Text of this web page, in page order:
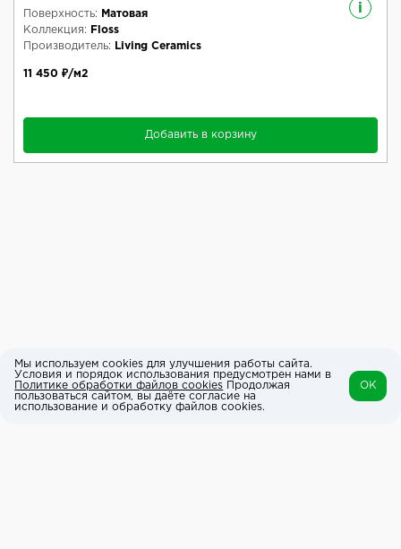
i
Поверхность:
Матовая
Коллекция:
Floss
Производитель:
Living Ceramics
11 450 ₽/м2
Добавить в корзину
Мы используем cookies для улучшения работы сайта.
Условия и порядок использования предусмотрен нами в
Политике обработки файлов cookies Продолжая
пользоваться сайтом, вы даёте согласие на
использование и обработку файлов cookies.
OK